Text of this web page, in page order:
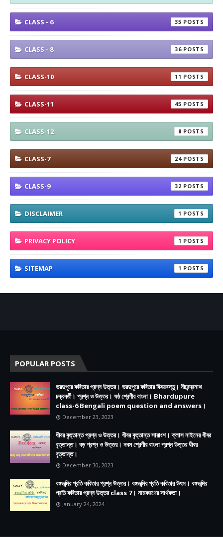
CLASS - 6 35
CLASS - 8 36
CLASS-10 11
CLASS-11 45
CLASS-12 8
CLASS-7 24
CLASS-9 32
DISCLAIMER 1
PRIVACY POLICY 1
SITEMAP 1
POPULAR POSTS
ভরদুপুরে কবিতার প্রশ্ন উত্তর। ভরদুপুরে কবিতার বিষয়বস্তু। নীরেন্দ্রনাথ
চক্রবর্তী। প্রশ্ন ও উত্তর। ষষ্ঠ শ্রেণীর বাংলা। Bhardupure
class-6 Bengali poem question and answers।
December 23, 2023
ধীবর বৃত্তান্ত প্রশ্ন ও উত্তর। ধীবর বৃত্তান্ত সারাংশ। ক্লাস নাইনের ধীবর
বৃত্তান্ত। বড় প্রশ্ন ও উত্তর। নবম শ্রেণীর বাংলা প্রশ্ন উত্তর ধীবর
বৃত্তান্ত।
December 30, 2023
বঙ্গভূমির প্রতি কবিতার প্রশ্ন উত্তর। বঙ্গভূমির প্রতি কবিতার উৎস। বঙ্গভূমির
প্রতি কবিতার প্রশ্ন উত্তর class 7। নামকরণের সার্থকতা।
January 24, 2024